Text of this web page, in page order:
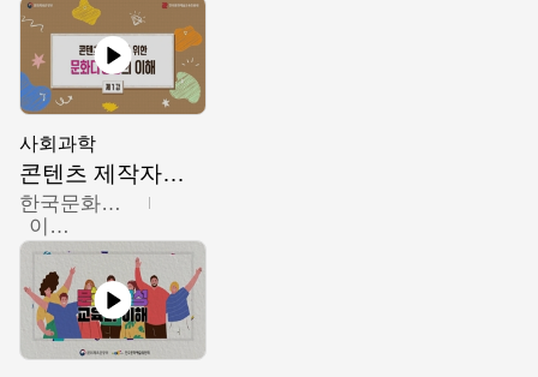
사회과학
콘텐츠 제작자를 위한 문화다양성의 이해
한국문화예술교육진흥원
이성민